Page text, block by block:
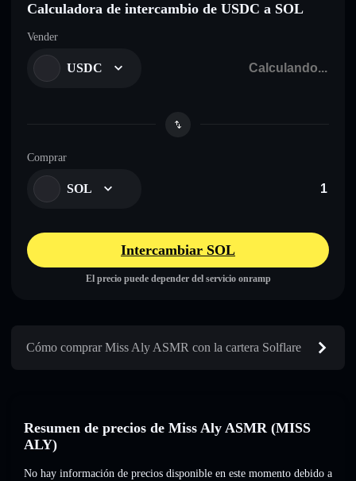
Calculadora de intercambio de USDC a SOL
Vender
USDC
Comprar
SOL
Intercambiar SOL
El precio puede depender del servicio onramp
Cómo comprar Miss Aly ASMR con la cartera Solflare
Resumen de precios de Miss Aly ASMR (MISS
ALY)
No hay información de precios disponible en este momento debido a